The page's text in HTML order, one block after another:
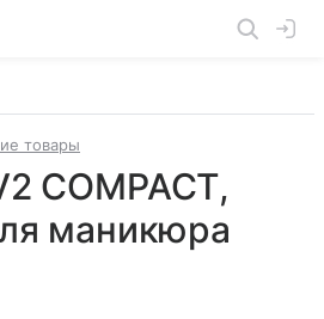
товары
COMPACT,
маникюра